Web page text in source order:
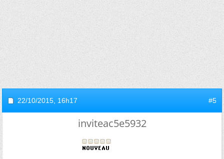
22/10/2015, 16h17 #5
inviteac5e5932